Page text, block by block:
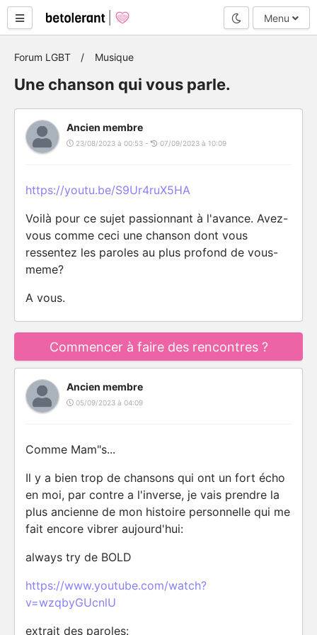
Mode nuit
Menu
Forum LGBT Musique
Une chanson qui vous parle.
Ancien membre
23/08/2023 à 00:53 - 07/09/2023 à 10:09
https://youtu.be/S9Ur4ruX5HA
Voilà pour ce sujet passionnant à l'avance. Avez-
vous comme ceci une chanson dont vous
ressentez les paroles au plus profond de vous-
meme?
A vous.
Commencer à faire des rencontres ?
Ancien membre
05/09/2023 à 04:09
Comme Mam"s...
Il y a bien trop de chansons qui ont un fort écho
en moi, par contre a l'inverse, je vais prendre la
plus ancienne de mon histoire personnelle qui me
fait encore vibrer aujourd'hui:
always try de BOLD
https://www.youtube.com/watch?
v=wzqbyGUcnlU
extrait des paroles: